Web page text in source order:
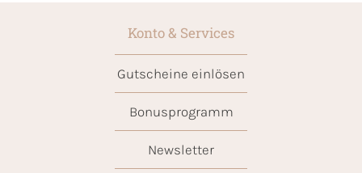
Konto & Services
Gutscheine einlösen
Bonusprogramm
Newsletter